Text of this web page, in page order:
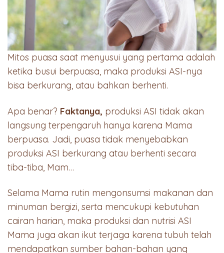
Mitos puasa saat menyusui yang pertama adalah
ketika busui berpuasa, maka produksi ASI-nya
bisa berkurang, atau bahkan berhenti.
Apa benar? Faktanya, produksi ASI tidak akan
langsung terpengaruh hanya karena Mama
berpuasa. Jadi, puasa tidak menyebabkan
produksi ASI berkurang atau berhenti secara
tiba-tiba, Mam…
Selama Mama rutin mengonsumsi makanan dan
minuman bergizi, serta mencukupi kebutuhan
cairan harian, maka produksi dan nutrisi ASI
Mama juga akan ikut terjaga karena tubuh telah
mendapatkan sumber bahan-bahan yang